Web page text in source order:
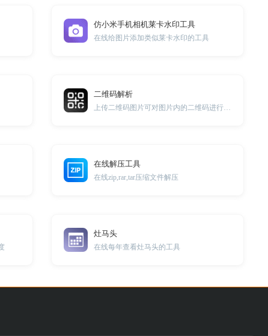
仿小米手机相机莱卡水印工具
在线给图片添加类似莱卡水印的工具
二维码解析
上传二维码图片可对图片内的二维码进行解析。
在线解压工具
在线zip,rar,tar压缩文件解压
灶马头
在线每年查看灶马头的工具